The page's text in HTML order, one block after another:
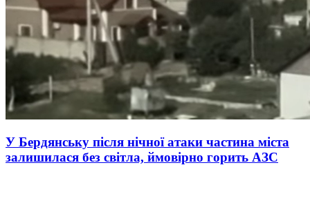
У Бердянську після нічної атаки частина міста
залишилася без світла, ймовірно горить АЗС